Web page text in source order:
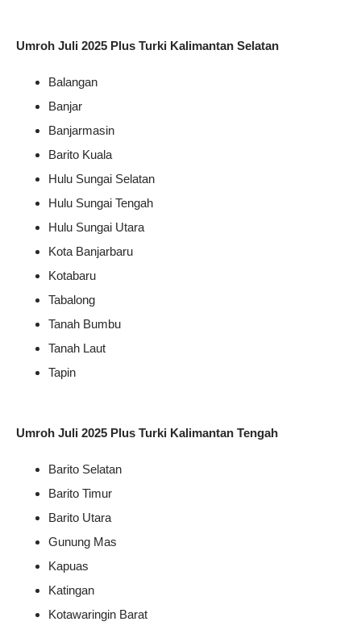
Umroh Juli 2025 Plus Turki Kalimantan Selatan
Balangan
Banjar
Banjarmasin
Barito Kuala
Hulu Sungai Selatan
Hulu Sungai Tengah
Hulu Sungai Utara
Kota Banjarbaru
Kotabaru
Tabalong
Tanah Bumbu
Tanah Laut
Tapin
Umroh Juli 2025 Plus Turki Kalimantan Tengah
Barito Selatan
Barito Timur
Barito Utara
Gunung Mas
Kapuas
Katingan
Kotawaringin Barat